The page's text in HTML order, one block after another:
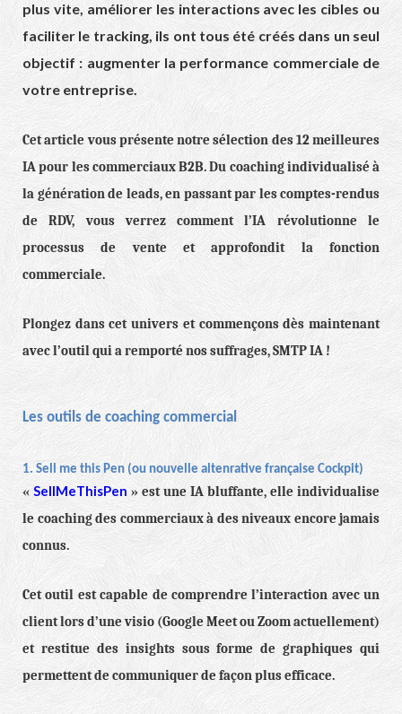
plus vite, améliorer les interactions avec les cibles ou
faciliter le tracking, ils ont tous été créés dans un seul
objectif : augmenter la performance commerciale de
votre entreprise.
Cet article vous présente notre sélection des 12 meilleures
IA pour les commerciaux B2B. Du coaching individualisé à
la génération de leads, en passant par les comptes-rendus
de RDV, vous verrez comment l’IA révolutionne le
processus de vente et approfondit la fonction
commerciale.
Plongez dans cet univers et commençons dès maintenant
avec l’outil qui a remporté nos suffrages, SMTP IA !
Les outils de coaching commercial
1. Sell me this Pen (ou nouvelle altenrative française Cockpit)
« SellMeThisPen » est une IA bluffante, elle individualise
le coaching des commerciaux à des niveaux encore jamais
connus.
Cet outil est capable de comprendre l’interaction avec un
client lors d’une visio (Google Meet ou Zoom actuellement)
et restitue des insights sous forme de graphiques qui
permettent de communiquer de façon plus efficace.